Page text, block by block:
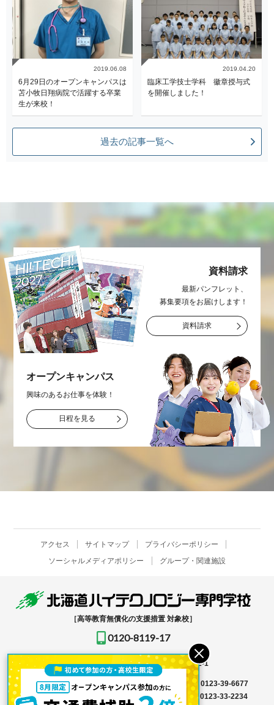
2019.06.08
6月29日のオープンキャンパスは
苫小牧日翔病院で活躍する卒業
生が来校！
2019.04.20
臨床工学技士学科 徽章授与式
を開催しました！
過去の記事一覧へ
資料請求
最新パンフレット、
募集要項をお届け します！
資料請求
オープンキャンパス
興味のあるお仕事を体験！
日程を見る
アクセス サイトマップ
プライバシーポリシー
ソーシャルメディアポリシー
グループ・関連施設
［高等教育無償化の支援措置 対象校］
0120-8119-17
〒061-1396北海道恵庭市恵み野北2-12-1
入学事務局はこちら → TEL0123-39-6666
FAX 0123-39-6677
その他はこちら →
0123-36-8119FAX 0123-33-2234